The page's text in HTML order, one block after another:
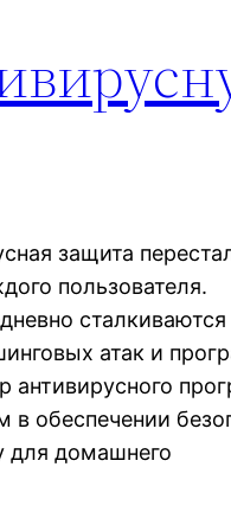
защита
пользователя.
сталкиваются
атак и
обеспечении
для домашнего